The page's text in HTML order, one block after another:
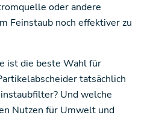
oder andere
Feinstaub noch effektiver zu
ist die beste Wahl für
tatsächlich
Und welche
Nutzen für Umwelt und